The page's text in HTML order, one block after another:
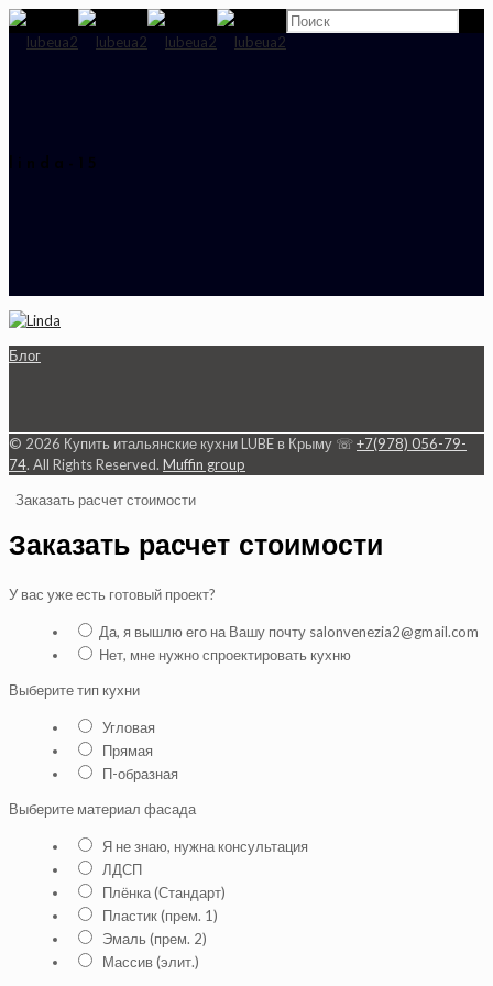
linda-15
Блог
© 2026 Купить итальянские кухни LUBE в Крыму ☏+7(978) 056-79-
74. All Rights Reserved. Muffin group
Заказать расчет стоимости
Заказать расчет стоимости
У вас уже есть готовый проект?
Да, я вышлю его на Вашу почту salonvenezia2@gmail.com
Нет, мне нужно спроектировать кухню
Выберите тип кухни
Угловая
Прямая
П-образная
Выберите материал фасада
Я не знаю, нужна консультация
ЛДСП
Плёнка (Стандарт)
Пластик (прем. 1)
Эмаль (прем. 2)
Массив (элит.)